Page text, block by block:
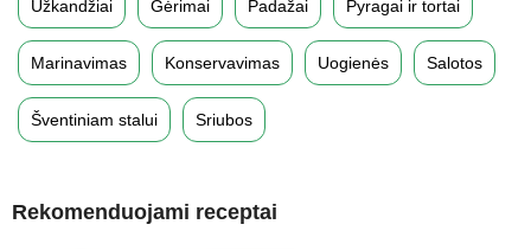
Užkandžiai Gėrimai Padažai Pyragai ir tortai
Marinavimas Konservavimas Uogienės Salotos
Šventiniam stalui Sriubos
Rekomenduojami receptai